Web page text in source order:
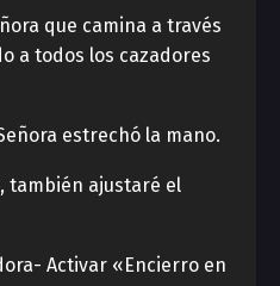
que camina a través
a todos los cazadores
estrechó la mano.
también ajustaré el
Activar «Encierro en